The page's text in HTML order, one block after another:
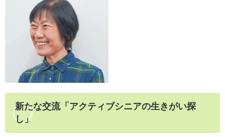
新たな交流「アクティブシニアの生きがい探
し」